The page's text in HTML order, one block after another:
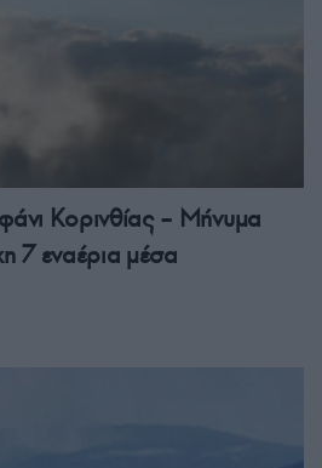
Κορινθίας – Μήνυμα
7 εναέρια μέσα